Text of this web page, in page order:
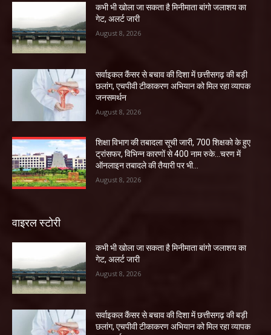
कभी भी खोला जा सकता है मिनीमाता बांगो जलाशय का
गेट, अलर्ट जारी
August 8, 2026
सर्वाइकल कैंसर से बचाव की दिशा में छत्तीसगढ़ की बड़ी
छलांग, एचपीवी टीकाकरण अभियान को मिल रहा व्यापक
जनसमर्थन
August 8, 2026
शिक्षा विभाग की तबादला सूची जारी, 700 शिक्षको के हुए
ट्रांसफर, विभिन्न कारणों से 400 नाम रुके…चरण में
ऑनलाइन तबादले की तैयारी पर भी...
August 8, 2026
वाइरल स्टोरी
कभी भी खोला जा सकता है मिनीमाता बांगो जलाशय का
गेट, अलर्ट जारी
August 8, 2026
सर्वाइकल कैंसर से बचाव की दिशा में छत्तीसगढ़ की बड़ी
छलांग, एचपीवी टीकाकरण अभियान को मिल रहा व्यापक